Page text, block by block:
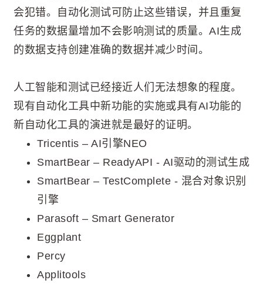
会犯错。自动化测试可防止这些错误，并且重复
任务的数据量增加不会影响测试的质量。AI生成
的数据支持创建准确的数据并减少时间。
人工智能和测试已经接近人们无法想象的程度。
现有自动化工具中新功能的实施或具有AI功能的
新自动化工具的演进就是最好的证明。
Tricentis – AI引擎NEO
SmartBear – ReadyAPI - AI驱动的测试生成
SmartBear – TestComplete - 混合对象识别
引擎
Parasoft – Smart Generator
Eggplant
Percy
Applitools